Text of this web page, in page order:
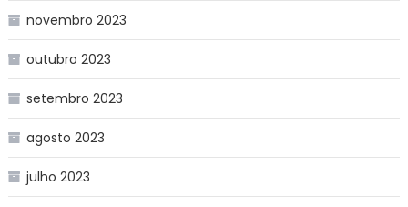
novembro 2023
outubro 2023
setembro 2023
agosto 2023
julho 2023